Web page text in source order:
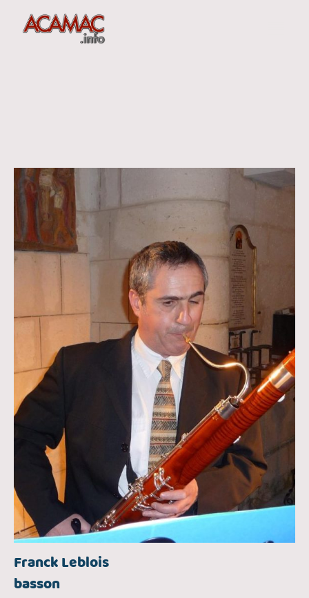
Franck Leblois
basson